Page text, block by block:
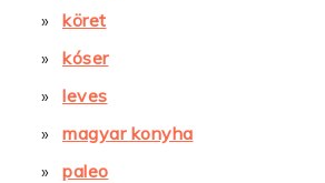
köret
kóser
leves
magyar konyha
paleo